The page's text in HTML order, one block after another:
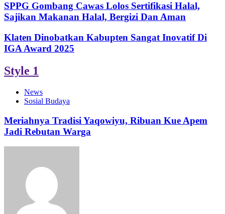
SPPG Gombang Cawas Lolos Sertifikasi Halal,
Sajikan Makanan Halal, Bergizi Dan Aman
Klaten Dinobatkan Kabupten Sangat Inovatif Di
IGA Award 2025
Style 1
News
Sosial Budaya
Meriahnya Tradisi Yaqowiyu, Ribuan Kue Apem
Jadi Rebutan Warga